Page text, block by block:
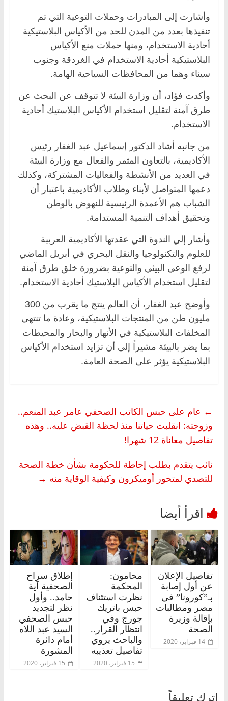
وأشارت إلى المبادرات وحملات التوعية التي تم
تنفيذها بعدد من المدن للحد من الأكياس البلاستيكية
أحادية الاستخدام، ومنها حملات منع الأكياس
البلاستيكية أحادية الاستخدام في الغردقة وجنوب
سيناء وهما من المحافظات السياحية الهامة.
وأكدت فؤاد، أن وزارة البيئة لا تتوقف عن البحث عن
طرق آمنة لتقليل استخدام الأكياس البلاستيك أحادية
الاستخدام.
من جانبه أشاد الدكتور إسماعيل عبد الغفار رئيس
الأكاديمية، بالتعاون المثمر والفعال مع وزارة البيئة
في العديد من الأنشطة والفعاليات المشتركة، وكذلك
دعمها المتواصل لأبناء وطلاب الأكاديمية باعتبار أن
الشباب هم الأعمدة الرئيسية للنهوض بالوطن
وتحقيق أهداف التنمية المستدامة.
وأشار إلي الندوة التي عقدتها الأكاديمية العربية
للعلوم والتكنولوجيا والنقل البحري في أبريل الماضي
لرفع الوعي البيئي والتوعية بضرورة خلق طرق آمنة
لتقليل استخدام الأكياس البلاستيك أحادية الاستخدام.
وأوضح عبد الغفار، أن العالم ينتج ما يقرب من 300
مليون طن من المنتجات البلاستيكية، وعادة ما تنتهي
المخلفات البلاستيكية في الأنهار والبحار والمحيطات
بما يضر بالبيئة مشيراً إلى أن تزايد استخدام الأكياس
البلاستيكية يؤثر على الصحة العامة.
← عام على حبس الكاتب الصحفي عامر عبد المنعم..
وزوجته: انقلبت حياتنا منذ لحظة القبض عليه.. وهذه
تفاصيل معاناة 12 شهرا!
نائب يتقدم بطلب إحاطة للحكومة بشأن خطة الصحة
للتصدي لمتحور أوميكرون وكيفية الوقاية منه →
تفاصيل الإعلان
عن أول إصابة
بـ”كورونا” في
مصر ومطالبات
بإقالة وزيرة
الصحة
14 فبراير، 2020
محامون:
المحكمة
نظرت استئناف
حبس باتريك
جورج وفي
انتظار القرار..
والباحث يروي
تفاصيل تعذيبه
15 فبراير، 2020
إطلاق سراح
الصحفية آية
حامد.. وأول
نظر لتجديد
حبس الصحفي
السيد عبد اللاه
أمام دائرة
المشورة
15 فبراير، 2020
اترك تعليقاً